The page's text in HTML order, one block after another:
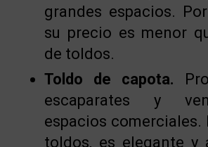
grandes espacios.
su precio es menor
de toldos.
Toldo de capota.
escaparates y
espacios comerciales.
toldos, es elegante y